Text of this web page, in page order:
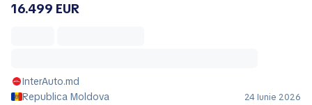
16.499 EUR
InterAuto.md
Republica Moldova
24 Iunie 2026